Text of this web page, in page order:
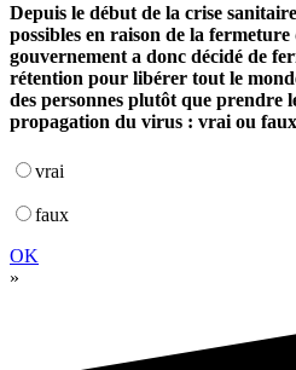
Depuis le début de la crise
possibles en raison de la
gouvernement a donc décidé de
rétention pour libérer tout le
des personnes plutôt que prendre
propagation du virus : vrai ou
vrai
faux
OK
»